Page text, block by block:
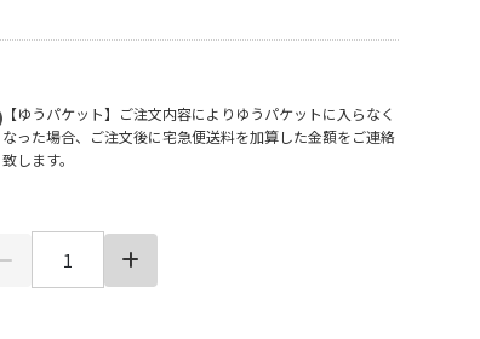
【ゆうパケット】ご注文内容によりゆうパケットに入らなく
なった場合、ご注文後に宅急便送料を加算した金額をご連絡
致します。